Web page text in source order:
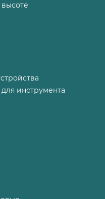
инструмента